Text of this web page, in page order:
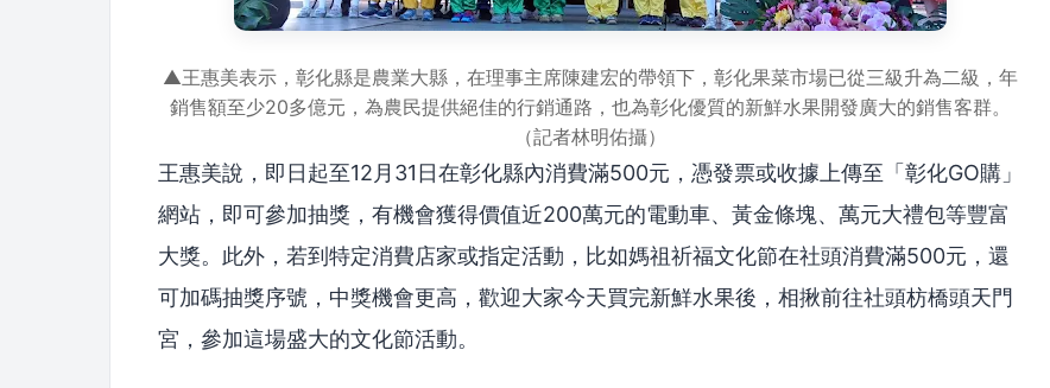
▲王惠美表示，彰化縣是農業大縣，在理事主席陳建宏的帶領下，彰化果菜市場已從三級升為二級，年
銷售額至少20多億元，為農民提供絕佳的行銷通路，也為彰化優質的新鮮水果開發廣大的銷售客群。
（記者林明佑攝）
王惠美說，即日起至12月31日在彰化縣內消費滿500元，憑發票或收據上傳至「彰化GO購」
網站，即可參加抽獎，有機會獲得價值近200萬元的電動車、黃金條塊、萬元大禮包等豐富
大獎。此外，若到特定消費店家或指定活動，比如媽祖祈福文化節在社頭消費滿500元，還
可加碼抽獎序號，中獎機會更高，歡迎大家今天買完新鮮水果後，相揪前往社頭枋橋頭天門
宮，參加這場盛大的文化節活動。